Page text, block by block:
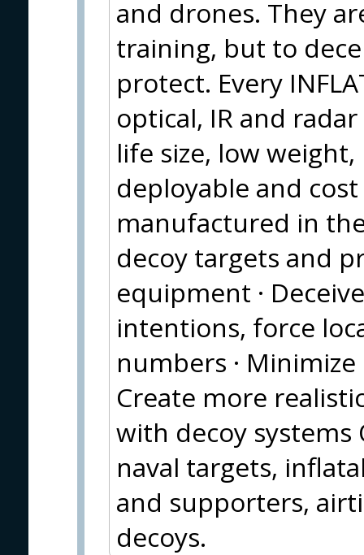
and drones. They
training, but to
protect. Every
optical, IR and
life size, low
deployable and
manufactured in
decoy targets and
equipment ·
intentions, force
numbers ·
Create more
with decoy systems
naval targets,
and supporters,
decoys.